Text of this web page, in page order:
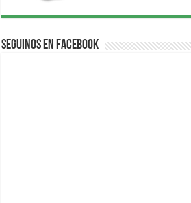
Seguinos en Facebook